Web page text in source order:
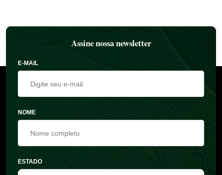
Assine nossa newsletter
E-MAIL
NOME
ESTADO